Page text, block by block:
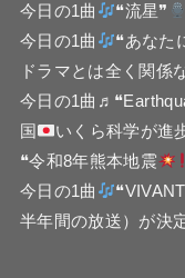
今日の1曲
❝流星❞
今日の1曲
❝あなた
ドラマとは全く関係
今日の1曲
国
いくら科学が進
❝令和8年熊本地震
今日の1曲
半年間の放送）が決